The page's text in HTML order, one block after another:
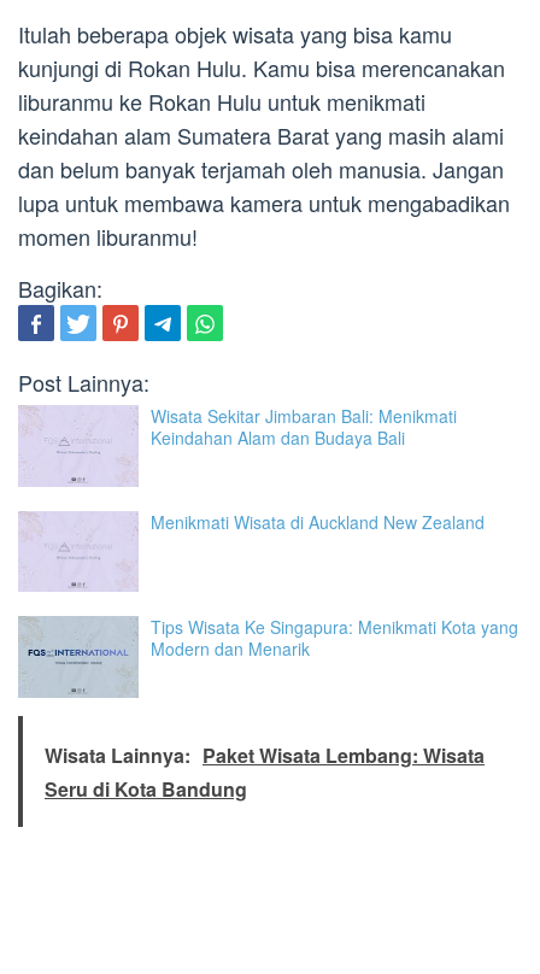
Itulah beberapa objek wisata yang bisa kamu
kunjungi di Rokan Hulu. Kamu bisa merencanakan
liburanmu ke Rokan Hulu untuk menikmati
keindahan alam Sumatera Barat yang masih alami
dan belum banyak terjamah oleh manusia. Jangan
lupa untuk membawa kamera untuk mengabadikan
momen liburanmu!
Bagikan:
Post Lainnya:
Wisata Sekitar Jimbaran Bali: Menikmati
Keindahan Alam dan Budaya Bali
Menikmati Wisata di Auckland New Zealand
Tips Wisata Ke Singapura: Menikmati Kota yang
Modern dan Menarik
Wisata Lainnya: Paket Wisata Lembang: Wisata
Seru di Kota Bandung